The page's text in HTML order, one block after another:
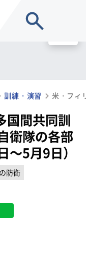
訓練・演習
国間共同訓
衛隊の各部
5月9日）
防衛